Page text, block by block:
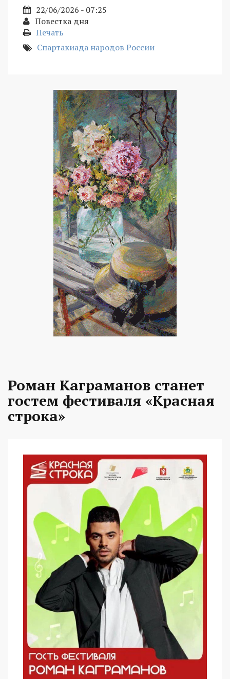
22/06/2026 - 07:25
Повестка дня
Печать
Спартакиада народов России
Роман Каграманов станет
гостем фестиваля «Красная
строка»